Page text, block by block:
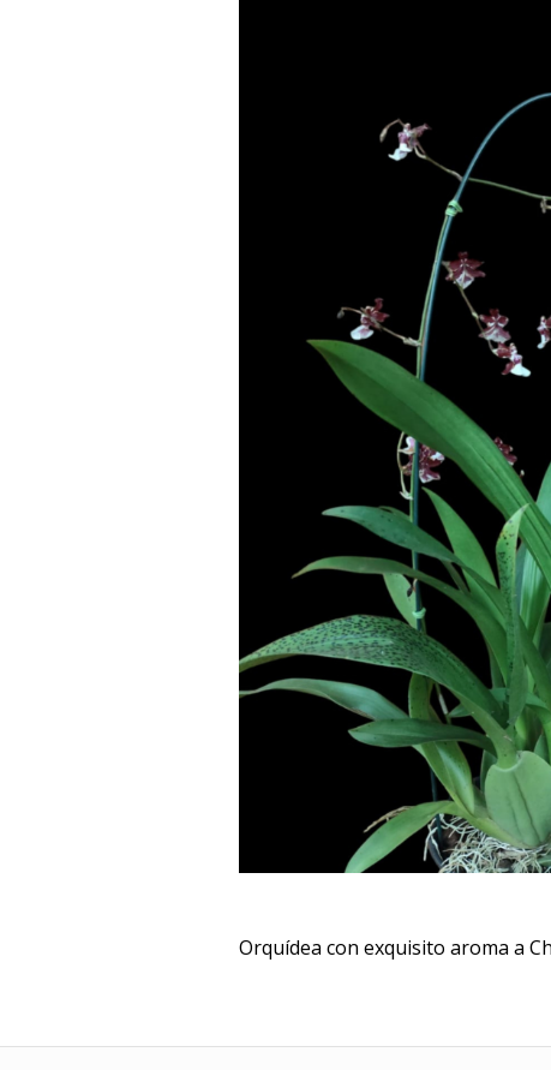
Orquídea con exquisito aroma a